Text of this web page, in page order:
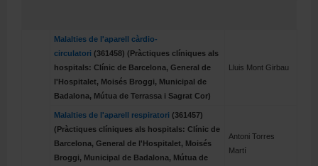
Malalties de l'aparell càrdio-
circulatori (361458) (Pràctiques clíniques als
hospitals: Clínic de Barcelona, General de
l'Hospitalet, Moisés Broggi, Municipal de
Badalona, Mútua de Terrassa i Sagrat Cor)
Lluis Mont Girbau
Malalties de l'aparell respiratori (361457)
(Pràctiques clíniques als hospitals: Clínic de
Barcelona, General de l'Hospitalet, Moisés
Broggi, Municipal de Badalona, Mútua de
Antoni Torres
Martí